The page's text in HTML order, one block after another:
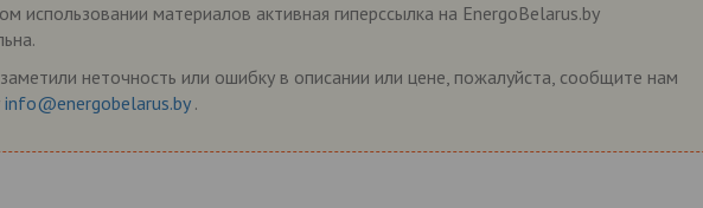
использовании материалов активная гиперссылка на EnergoBelarus.by
неточность или ошибку в описании или цене, пожалуйста, сообщите нам
info@energobelarus.by .